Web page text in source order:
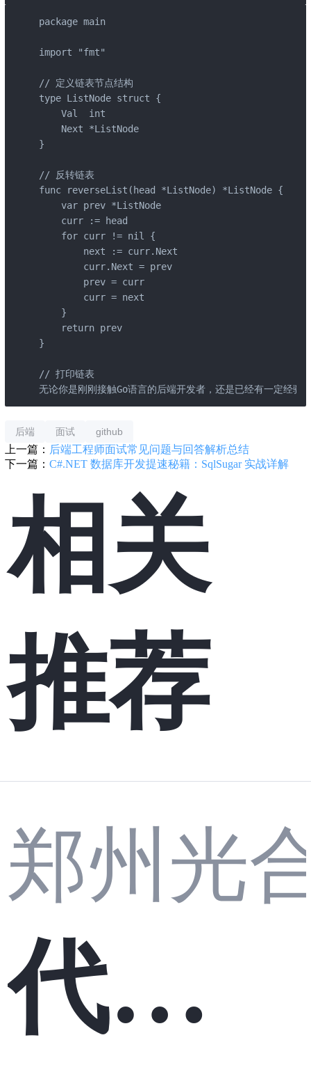
package main
import "fmt"
// 定义链表节点结构
type ListNode struct {
    Val  int
    Next *ListNode
}
// 反转链表
func reverseList(head *ListNode) *ListNode {
    var prev *ListNode
    curr := head
    for curr != nil {
        next := curr.Next
        curr.Next = prev
        prev = curr
        curr = next
    }
    return prev
}
// 打印链表
无论你是刚刚接触Go语言的后端开发者，还是已经有一定经
后端 面试 github
上一篇： 后端工程师面试常见问题与回答解析总结
下一篇： C#.NET 数据库开发提速秘籍：SqlSugar 实战详解
相关
推荐
郑州光
代驾